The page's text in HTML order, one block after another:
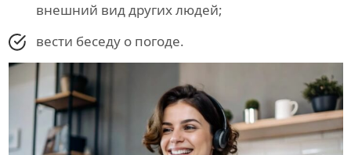
внешний вид других людей;
вести беседу о погоде.